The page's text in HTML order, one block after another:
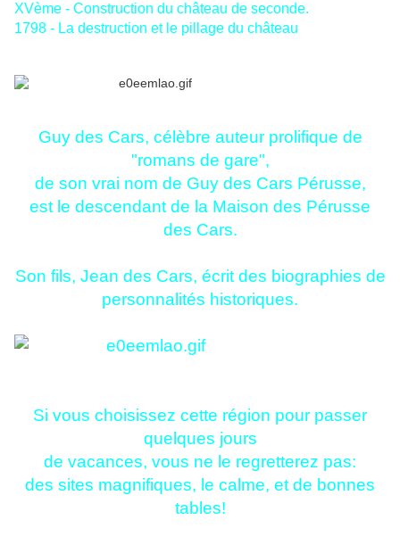
XVème - Construction du château de seconde.
1798 - La destruction et le pillage du château
Guy des Cars, célèbre auteur prolifique de
"romans de gare",
de son vrai nom de Guy des Cars Pérusse,
est le descendant de la Maison des Pérusse
des Cars.
Son fils, Jean des Cars, écrit des biographies de
personnalités historiques.
Si vous choisissez cette région pour passer
quelques jours
de vacances, vous ne le regretterez pas:
des sites magnifiques, le calme, et de bonnes
tables!